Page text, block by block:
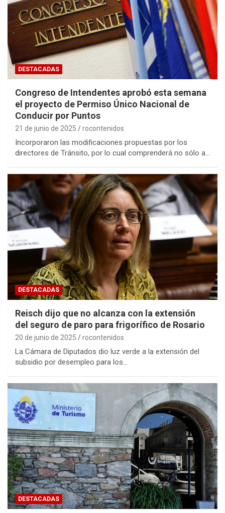
DESTACADAS
Congreso de Intendentes aprobó esta semana
el proyecto de Permiso Único Nacional de
Conducir por Puntos
21 de junio de 2025 rocontenidos
Incorporaron las modificaciones propuestas por los
directores de Tránsito, por lo cual comprenderá no sólo a…
DESTACADAS
Reisch dijo que no alcanza con la extensión
del seguro de paro para frigorífico de Rosario
20 de junio de 2025 rocontenidos
La Cámara de Diputados dio luz verde a la extensión del
subsidio por desempleo para los…
DESTACADAS